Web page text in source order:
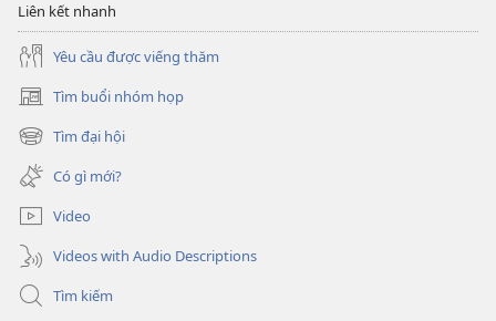
Liên kết nhanh
Yêu cầu được viếng thăm
Tìm buổi nhóm họp
(mở
cửa
sổ
mới)
Tìm đại hội
(mở
cửa
sổ
mới)
Có gì mới?
Video
Videos with Audio Descriptions
Tìm kiếm